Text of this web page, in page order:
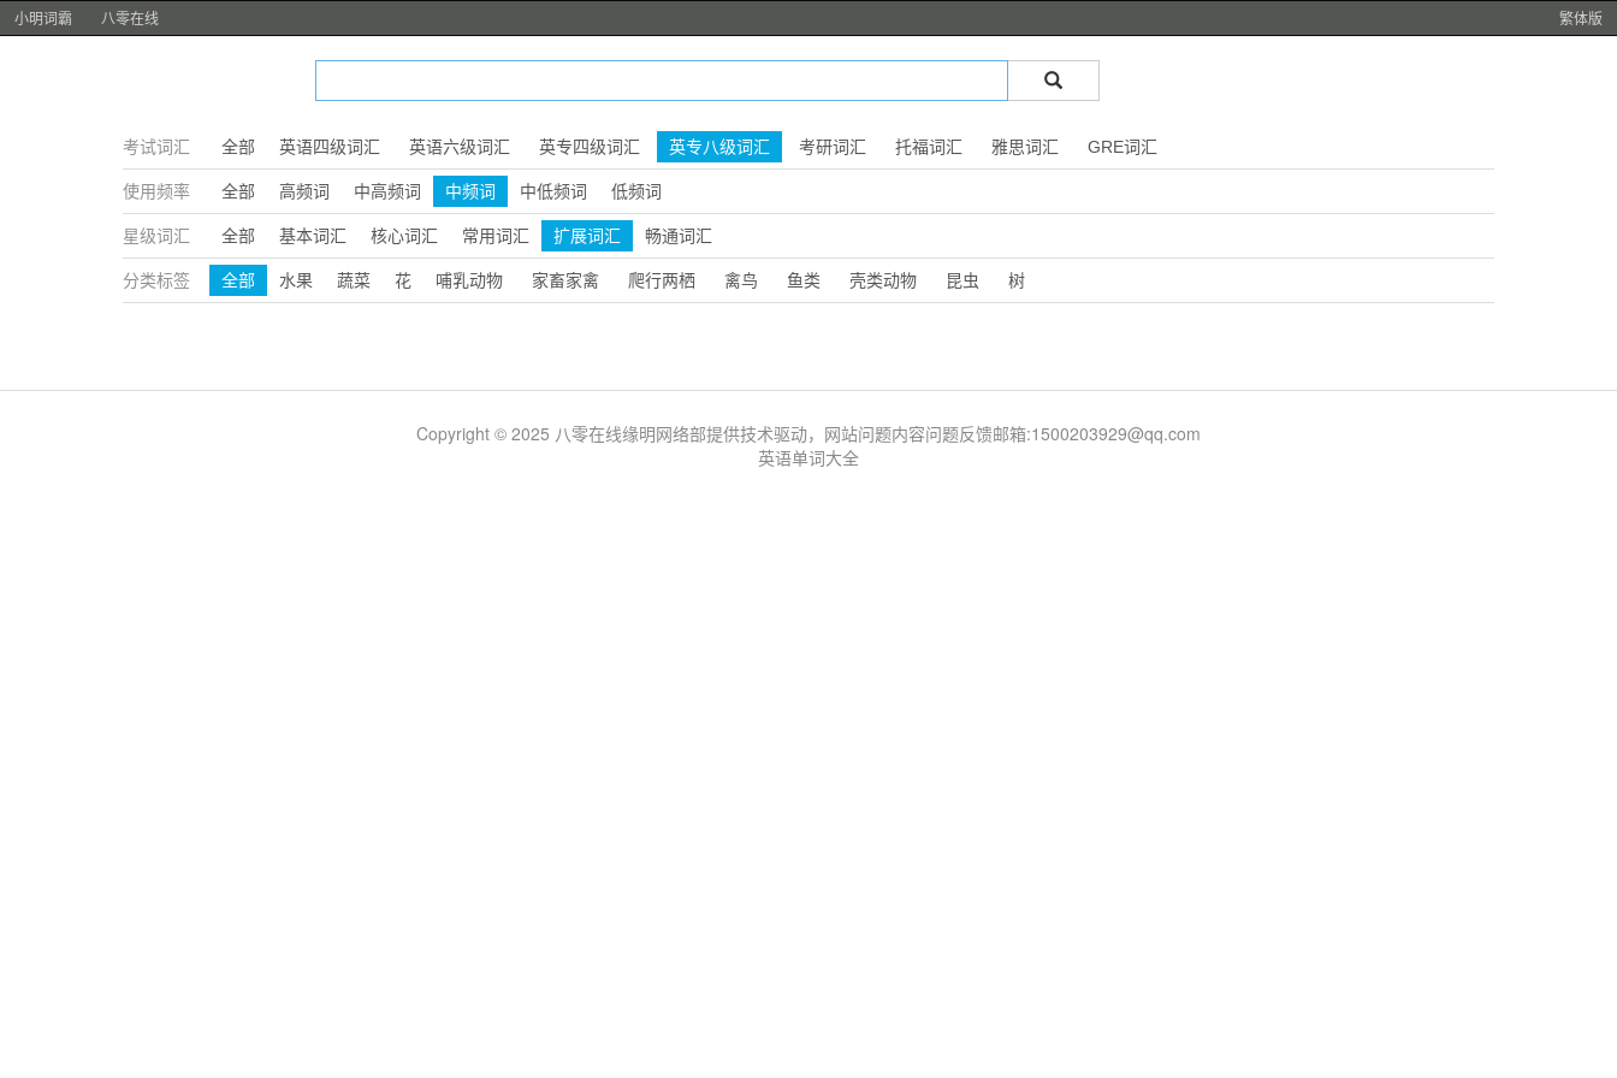
小明词霸 八零在线 繁体版
考试词汇 全部 英语四级词汇 英语六级词汇 英专四级词汇 英专八级词汇 考研词汇 托福词汇 雅思词汇 GRE词汇
使用频率 全部 高频词 中高频词 中频词 中低频词 低频词
星级词汇 全部 基本词汇 核心词汇 常用词汇 扩展词汇 畅通词汇
分类标签 全部 水果 蔬菜 花 哺乳动物 家畜家禽 爬行两栖 禽鸟 鱼类 壳类动物 昆虫 树
Copyright © 2025 八零在线缘明网络部提供技术驱动，网站问题内容问题反馈邮箱:1500203929@qq.com
英语单词大全